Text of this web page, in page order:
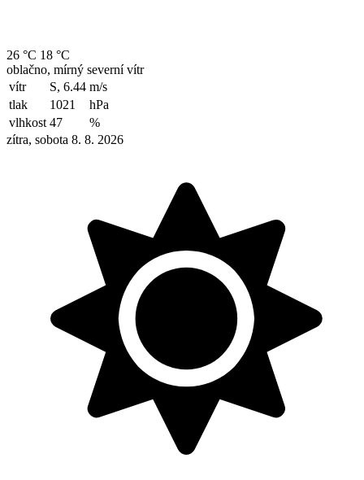
26 °C 18 °C
oblačno, mírný severní vítr
vítr
S, 6.44 m/s
tlak
1021
hPa
vlhkost 47
%
zítra, sobota 8. 8. 2026